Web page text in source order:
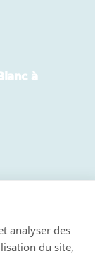
analyser des
du site,
à